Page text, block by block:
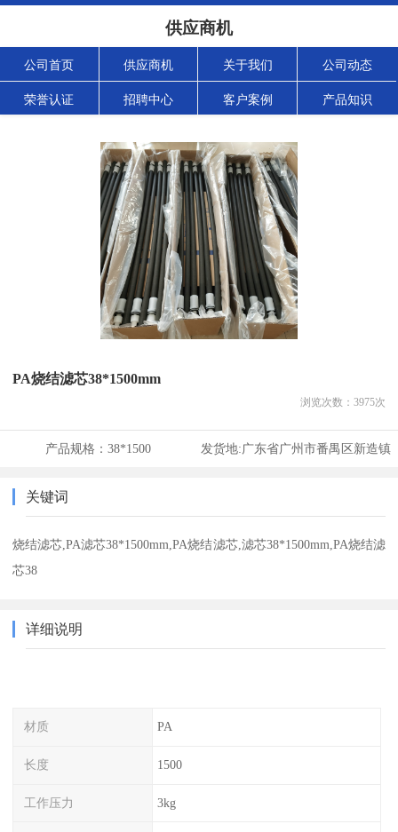
供应商机
公司首页 供应商机 关于我们 公司动态
荣誉认证 招聘中心 客户案例 产品知识
PA烧结滤芯38*1500mm
浏览次数： 3975次
产品规格：38*1500 发货地:广东省广州市番禺区新造镇
关键词
烧结滤芯,PA滤芯38*1500mm,PA烧结滤芯,滤芯38*1500mm,PA烧结滤
芯38
详细说明
材质 PA
长度 1500
工作压力 3kg